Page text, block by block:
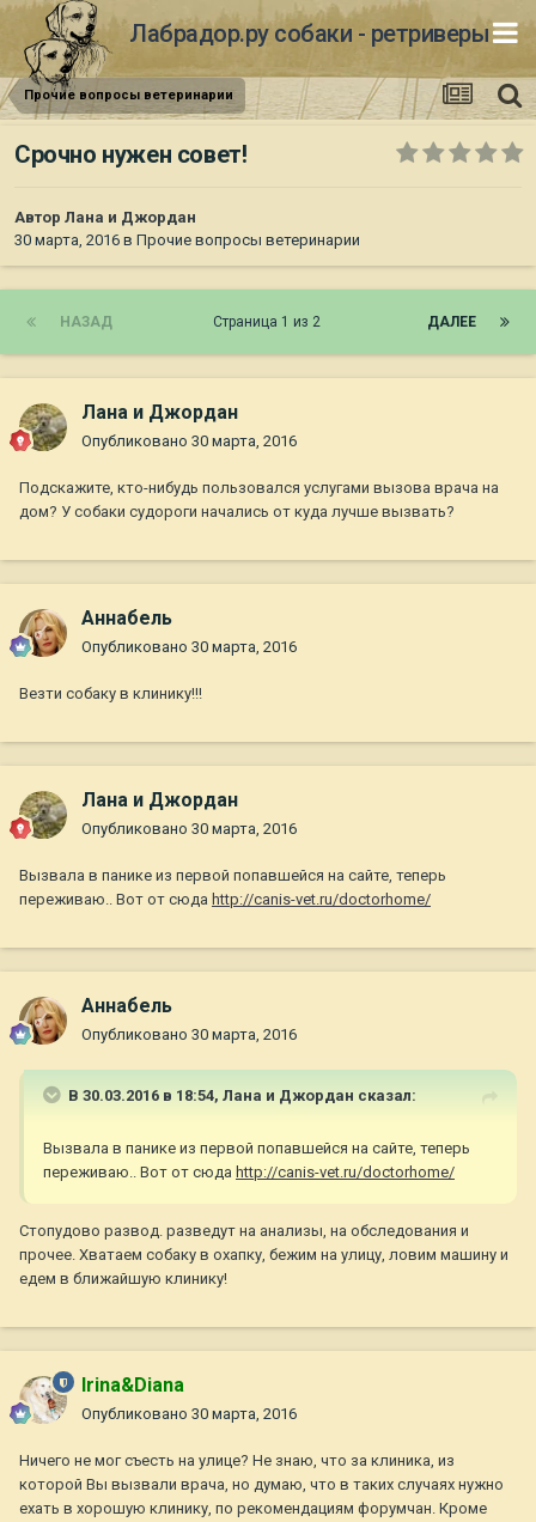
Лабрадор.ру собаки - ретриверы
Прочие вопросы ветеринарии
Срочно нужен совет!
Автор Лана и Джордан
30 марта, 2016 в Прочие вопросы ветеринарии
НАЗАД ДАЛЕЕ
Страница 1 из 2
Лана и Джордан
Опубликовано 30 марта, 2016
Подскажите, кто-нибудь пользовался услугами вызова врача на
дом? У собаки судороги начались от куда лучше вызвать?
Aннaбель
Опубликовано 30 марта, 2016
Везти собаку в клинику!!!
Лана и Джордан
Опубликовано 30 марта, 2016
Вызвала в панике из первой попавшейся на сайте, теперь
переживаю.. Вот от сюда http://canis-vet.ru/doctorhome/
Aннaбель
Опубликовано 30 марта, 2016
В 30.03.2016 в 18:54, Лана и Джордан сказал:
Вызвала в панике из первой попавшейся на сайте, теперь
переживаю.. Вот от сюда http://canis-vet.ru/doctorhome/
Стопудово развод. разведут на анализы, на обследования и
прочее. Хватаем собаку в охапку, бежим на улицу, ловим машину и
едем в ближайшую клинику!
Irina&Diana
Опубликовано 30 марта, 2016
Ничего не мог съесть на улице? Не знаю, что за клиника, из
которой Вы вызвали врача, но думаю, что в таких случаях нужно
ехать в хорошую клинику, по рекомендациям форумчан. Кроме